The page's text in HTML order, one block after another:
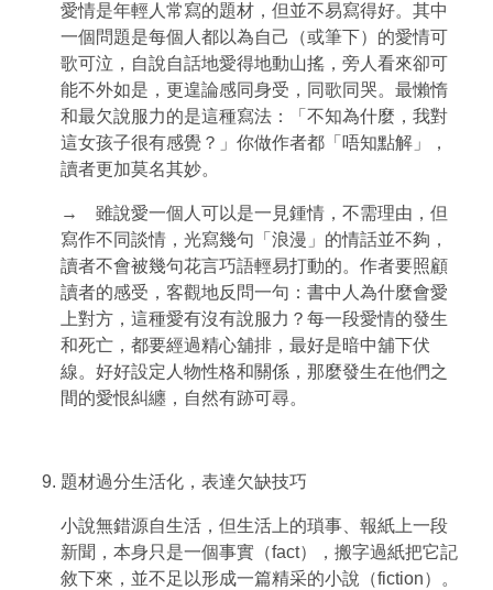
愛情是年輕人常寫的題材，但並不易寫得好。其中
一個問題是每個人都以為自己（或筆下）的愛情可
歌可泣，自說自話地愛得地動山搖，旁人看來卻可
能不外如是，更遑論感同身受，同歌同哭。最懶惰
和最欠說服力的是這種寫法：「不知為什麼，我對
這女孩子很有感覺？」你做作者都「唔知點解」，
讀者更加莫名其妙。
→ 雖說愛一個人可以是一見鍾情，不需理由，但
寫作不同談情，光寫幾句「浪漫」的情話並不夠，
讀者不會被幾句花言巧語輕易打動的。作者要照顧
讀者的感受，客觀地反問一句：書中人為什麼會愛
上對方，這種愛有沒有說服力？每一段愛情的發生
和死亡，都要經過精心舖排，最好是暗中舖下伏
線。好好設定人物性格和關係，那麼發生在他們之
間的愛恨糾纏，自然有跡可尋。
題材過分生活化，表達欠缺技巧
小說無錯源自生活，但生活上的瑣事、報紙上一段
新聞，本身只是一個事實（fact），搬字過紙把它記
敘下來，並不足以形成一篇精采的小說（fiction）。